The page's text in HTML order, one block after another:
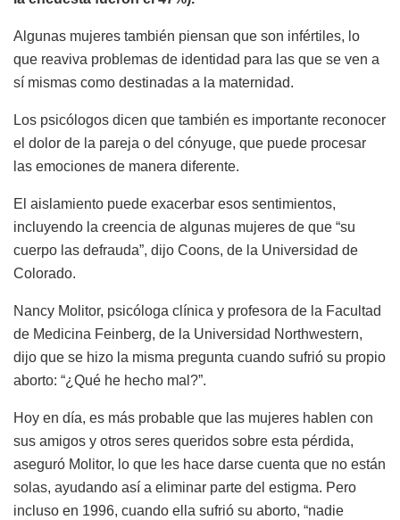
Algunas mujeres también piensan que son infértiles, lo
que reaviva problemas de identidad para las que se ven a
sí mismas como destinadas a la maternidad.
Los psicólogos dicen que también es importante reconocer
el dolor de la pareja o del cónyuge, que puede procesar
las emociones de manera diferente.
El aislamiento puede exacerbar esos sentimientos,
incluyendo la creencia de algunas mujeres de que “su
cuerpo las defrauda”, dijo Coons, de la Universidad de
Colorado.
Nancy Molitor, psicóloga clínica y profesora de la Facultad
de Medicina Feinberg, de la Universidad Northwestern,
dijo que se hizo la misma pregunta cuando sufrió su propio
aborto: “¿Qué he hecho mal?”.
Hoy en día, es más probable que las mujeres hablen con
sus amigos y otros seres queridos sobre esta pérdida,
aseguró Molitor, lo que les hace darse cuenta que no están
solas, ayudando así a eliminar parte del estigma. Pero
incluso en 1996, cuando ella sufrió su aborto, “nadie